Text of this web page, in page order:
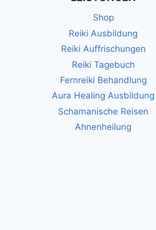
Shop
Reiki Ausbildung
Reiki Auffrischungen
Reiki Tagebuch
Fernreiki Behandlung
Aura Healing Ausbildung
Schamanische Reisen
Ahnenheilung